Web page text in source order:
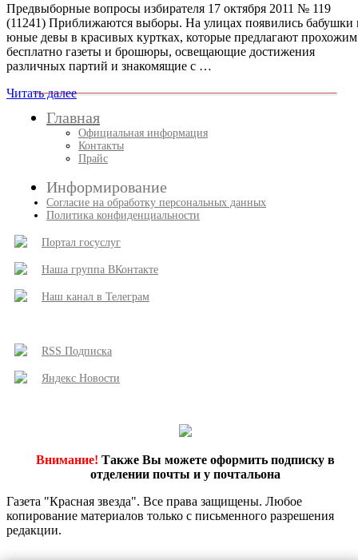
Предвыборные вопросы избирателя 17 октября 2011 № 119
(11241) Приближаются выборы. На улицах появились бабушки
юные девы в красивых куртках, которые предлагают прохожим
бесплатно газеты и брошюры, освещающие достижения
различных партий и знакомящие с …
Читать далее
Главная
Официальная информация
Контакты
Прайс
Информирование
Согласие на обработку персональных данных
Политика конфиденциальности
Портал госуслуг
Наша группа ВКонтакте
Наш канал в Телеграм
RSS Подписка
Яндекс Новости
Внимание! Также Вы можете оформить подписку в
отделении почты и у почтальона
Газета "Красная звезда". Все права защищены. Любое
копирование материалов только с письменного разрешения
редакции.